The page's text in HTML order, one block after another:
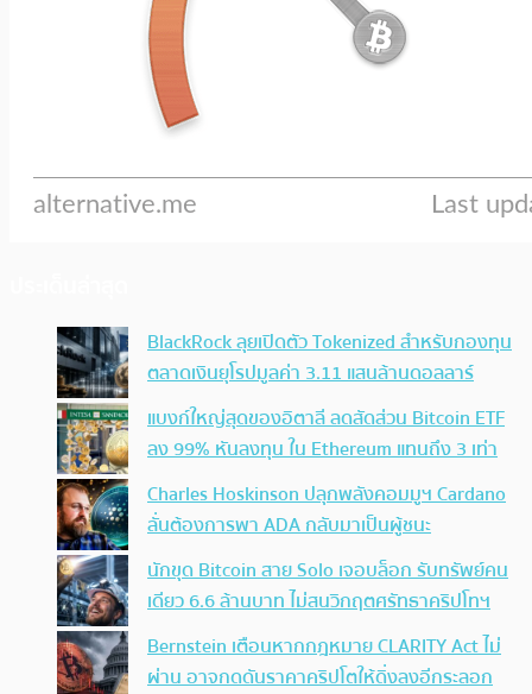
BlackRock ลุยเปิดตัว Tokenized สำหรับกองทุน
ตลาดเงินยุโรปมูลค่า 3.11 แสนล้านดอลลาร์
แบงก์ใหญ่สุดของอิตาลี ลดสัดส่วน Bitcoin ETF
ลง 99% หันลงทุน ใน Ethereum แทนถึง 3 เท่า
Charles Hoskinson ปลุกพลังคอมมูฯ Cardano
ลั่นต้องการพา ADA กลับมาเป็นผู้ชนะ
นักขุด Bitcoin สาย Solo เจอบล็อก รับทรัพย์คน
เดียว 6.6 ล้านบาท ไม่สนวิกฤตศรัทธาคริปโทฯ
Bernstein เตือนหากกฎหมาย CLARITY Act ไม่
ผ่าน อาจกดดันราคาคริปโตให้ดิ่งลงอีกระลอก